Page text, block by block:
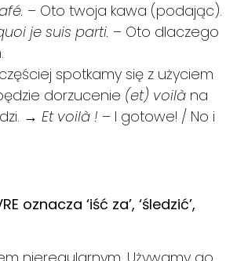
– Oto twoja kawa (podając).
je suis parti. – Oto dlaczego
spotkamy się z użyciem
dorzucenie (et) voilà na
→ Et voilà ! – I gotowe! / No i
oznacza ‘iść za’, ‘śledzić’,